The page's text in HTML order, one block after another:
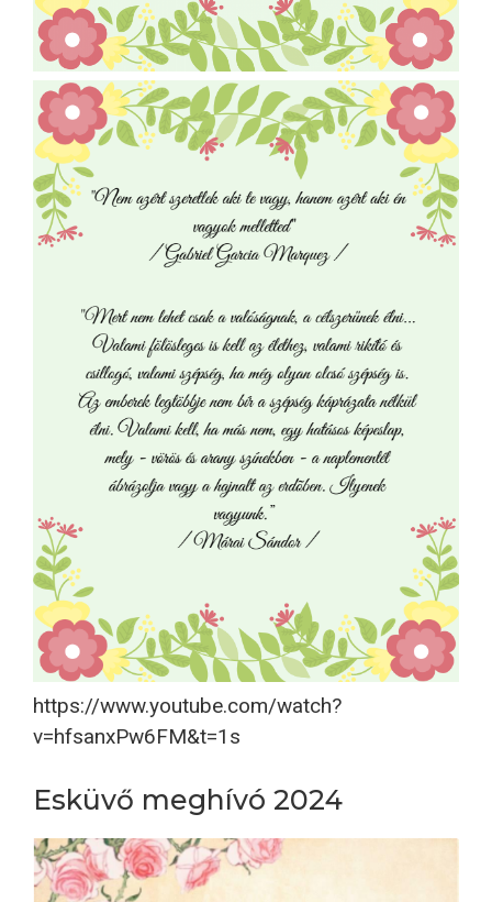
https://www.youtube.com/watch?
v=hfsanxPw6FM&t=1s
Esküvő meghívó 2024